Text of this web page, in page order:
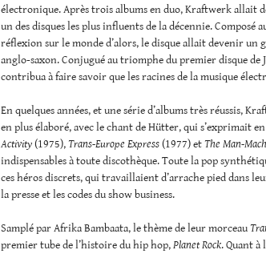
électronique. Après trois albums en duo, Kraftwerk allait
un des disques les plus influents de la décennie. Composé
réflexion sur le monde d’alors, le disque allait devenir un
anglo-saxon. Conjugué au triomphe du premier disque de
contribua à faire savoir que les racines de la musique
En quelques années, et une série d’albums très réussis,
en plus élaboré, avec le chant de Hütter, qui s’exprimait
Activity(1975),Trans-Europe Express(1977) etThe Man-
indispensables à toute discothèque. Toute la pop
ces héros discrets, qui travaillaient d’arrache pied dans
la presse et les codes du show business.
Samplé par Afrika Bambaata, le thème de leur morceau
premier tube de l’histoire du hip hop,Planet Rock. Quant à